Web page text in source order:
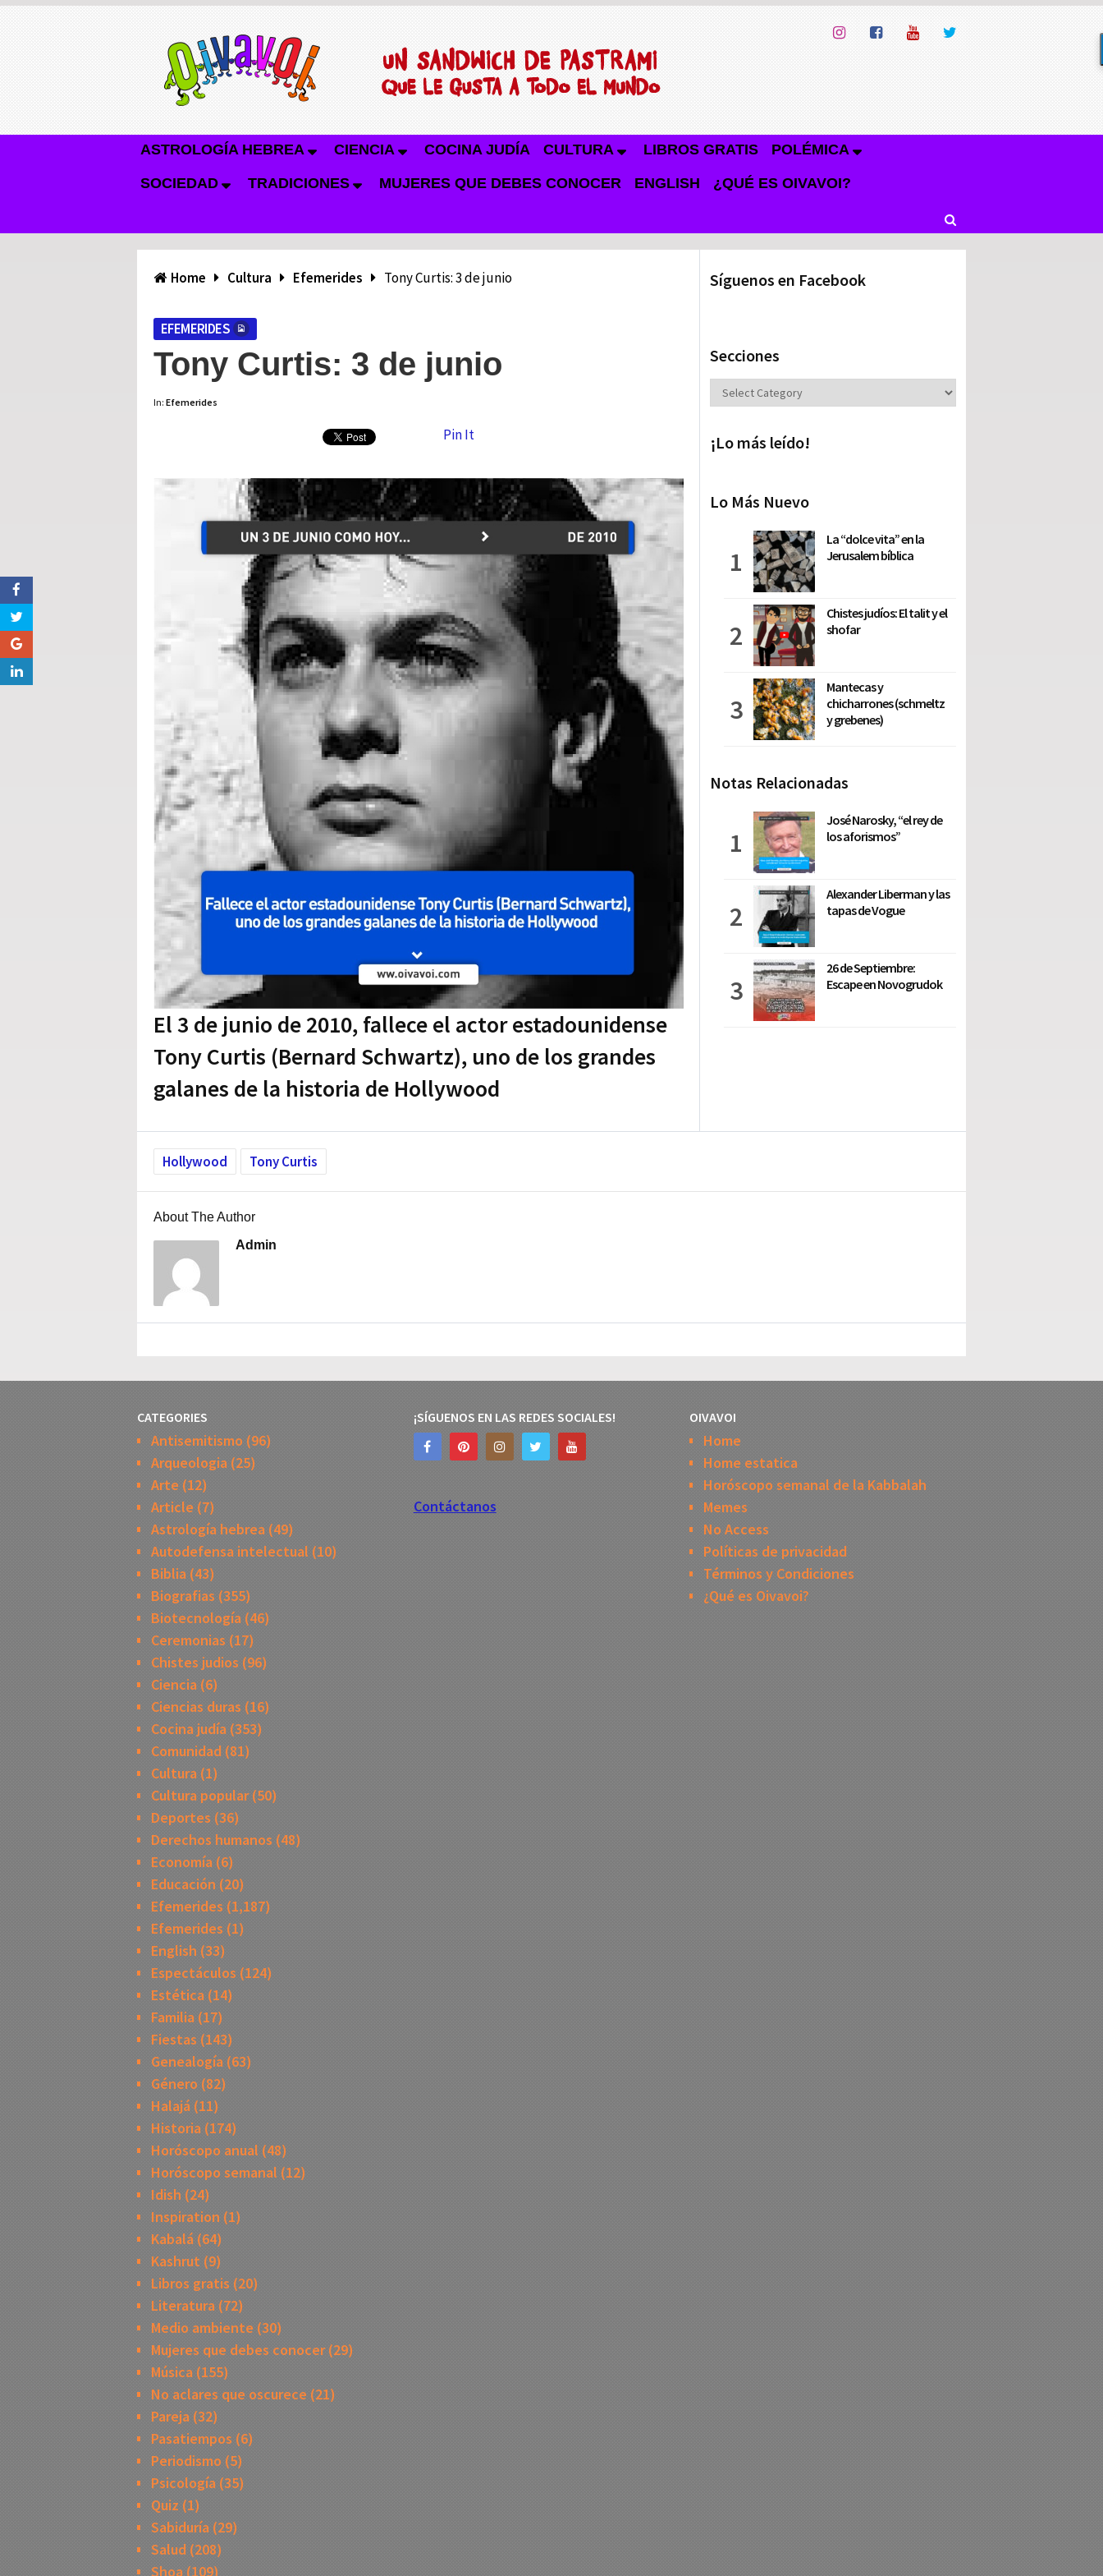
ASTROLOGÍA HEBREA CIENCIA COCINA JUDÍA CULTURA LIBROS GRATIS POLÉMICA
SOCIEDAD TRADICIONES MUJERES QUE DEBES CONOCER ENGLISH ¿QUÉ ES OIVAVOI?
Home Cultura Efemerides Tony Curtis: 3 de junio
EFEMERIDES
Tony Curtis: 3 de junio
In: Efemerides
Pin It
El 3 de junio de 2010, fallece el actor estadounidense
Tony Curtis (Bernard Schwartz), uno de los grandes
galanes de la historia de Hollywood
Síguenos en Facebook
Secciones
Secciones
¡Lo más leído!
Lo Más Nuevo
La “dolce vita” en la
Jerusalem bíblica
Chistes judíos: El talit y el
shofar
Mantecas y
chicharrones (schmeltz
y grebenes)
Notas Relacionadas
José Narosky, “el rey de
los aforismos”
Alexander Liberman y las
tapas de Vogue
26 de Septiembre:
Escape en Novogrudok
Hollywood Tony Curtis
About The Author
Admin
CATEGORIES
Antisemitismo (96)
Arqueologia (25)
Arte (12)
Article (7)
Astrología hebrea (49)
Autodefensa intelectual (10)
Biblia (43)
Biografias (355)
Biotecnología (46)
Ceremonias (17)
Chistes judios (96)
Ciencia (6)
Ciencias duras (16)
Cocina judía (353)
Comunidad (81)
Cultura (1)
Cultura popular(50)
Deportes (36)
Derechos humanos (48)
Economía (6)
Educación (20)
Efemerides (1,187)
Efemerides (1)
English (33)
Espectáculos (124)
Estética (14)
Familia (17)
Fiestas (143)
Genealogía (63)
Género (82)
Halajá (11)
Historia (174)
Horóscopo anual (48)
Horóscopo semanal (12)
Idish (24)
Inspiration (1)
Kabalá (64)
Kashrut (9)
Libros gratis (20)
Literatura (72)
Medio ambiente (30)
Mujeres que debes conocer(29)
Música (155)
No aclares que oscurece (21)
Pareja (32)
Pasatiempos (6)
Periodismo (5)
Psicología (35)
Quiz (1)
Sabiduría (29)
Salud (208)
Shoa (109)
¡SÍGUENOS EN LAS REDES SOCIALES!
Contáctanos
OIVAVOI
Home
Home estatica
Horóscopo semanal de la Kabbalah
Memes
No Access
Políticas de privacidad
Términos y Condiciones
¿Qué es Oivavoi?